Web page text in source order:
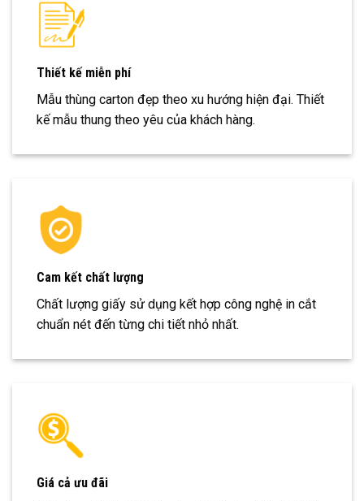
Thiết kế miễn phí
Mẫu thùng carton đẹp theo xu hướng hiện đại. Thiết
kế mẫu thung theo yêu của khách hàng.
Cam kết chất lượng
Chất lượng giấy sử dụng kết hợp công nghệ in cắt
chuẩn nét đến từng chi tiết nhỏ nhất.
Giá cả ưu đãi